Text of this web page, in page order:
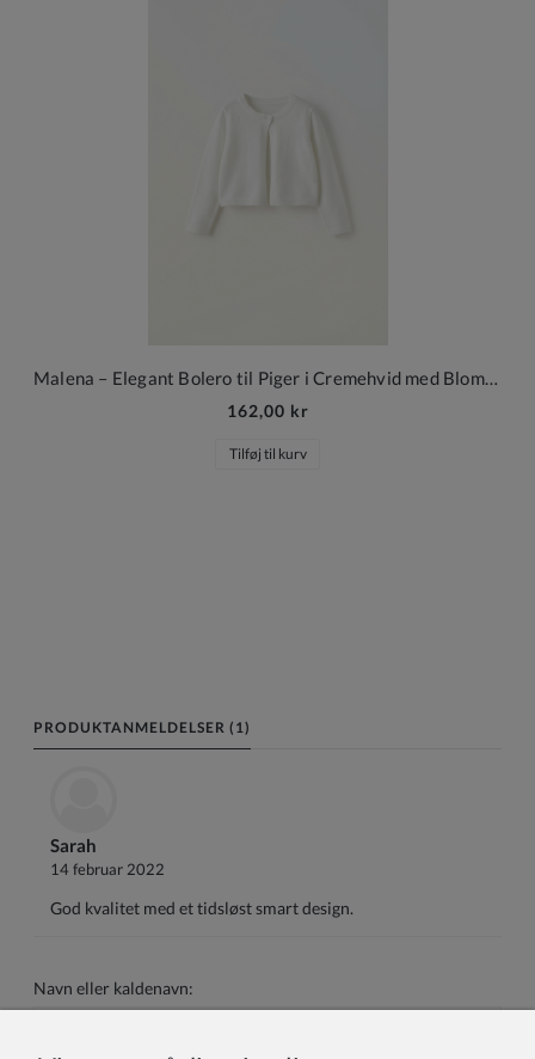
Malena – Elegant Bolero til Piger i Cremehvid med Blomsterstruktur
162,00 kr
Tilføj til kurv
PRODUKTANMELDELSER (1)
Sarah
14 februar 2022
God kvalitet med et tidsløst smart design.
Navn eller kaldenavn: